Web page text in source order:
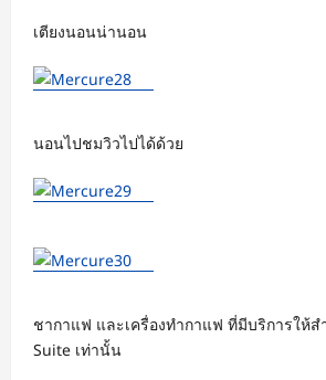
เตียงนอนน่านอน
นอนไปชมวิวไปได้ด้วย
ชากาแฟ และเครื่องทำกาแฟ ที่มีบริการให้ส
Suite เท่านั้น